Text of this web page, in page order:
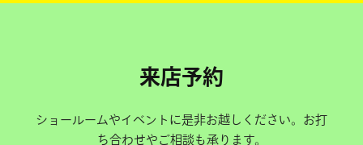
来店予約
ショールームやイベントに是非お越しください。お打
ち合わせやご相談も承ります。